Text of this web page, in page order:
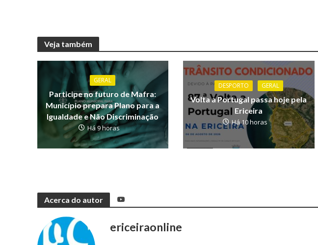
Veja também
GERAL
Participe no futuro de Mafra:
Município prepara Plano para a
Igualdade e Não Discriminação
Há 9 horas
DESPORTO GERAL
Volta a Portugal passa hoje pela
Ericeira
Há 10 horas
Acerca do autor
ericeiraonline